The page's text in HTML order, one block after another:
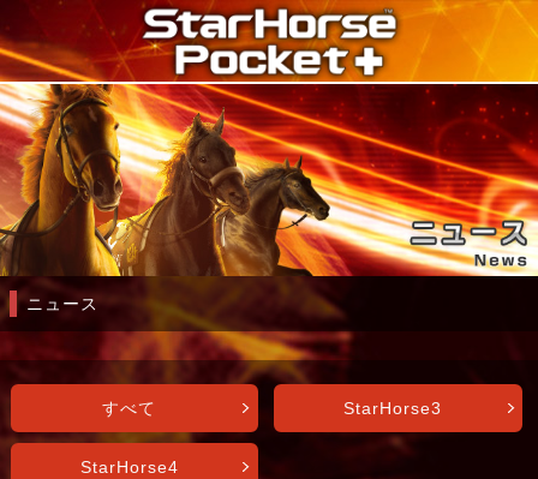
ニュース
すべて StarHorse3
StarHorse4